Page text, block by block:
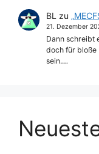
BL zu
21. Dezember
Dann schreibt
doch für bloße
sein.…